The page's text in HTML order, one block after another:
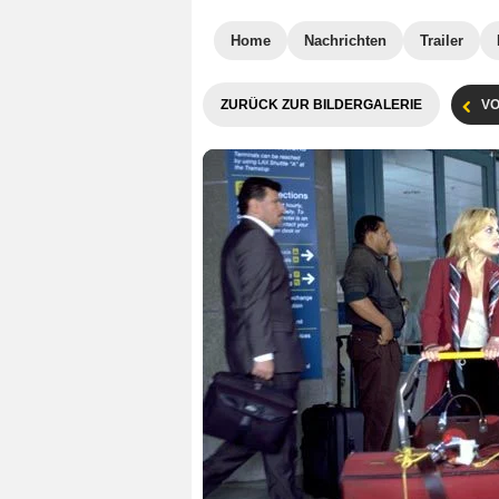
Home Nachrichten Trailer
ZURÜCK ZUR BILDERGALERIE